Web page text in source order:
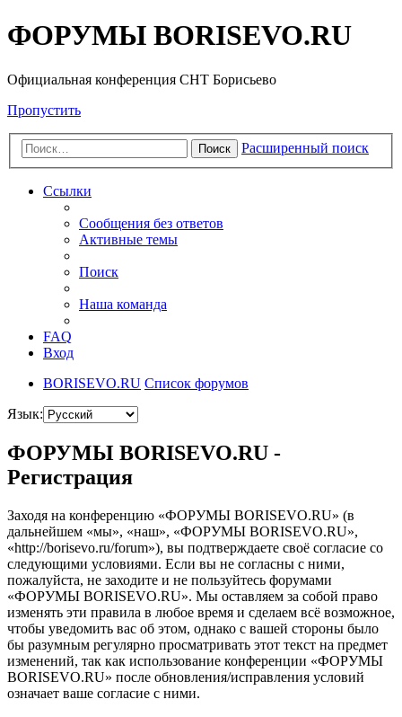
ФОРУМЫ BORISEVO.RU
Официальная конференция СНТ Борисьево
Пропустить
Поиск Расширенный поиск
Ссылки
Сообщения без ответов
Активные темы
Поиск
Наша команда
FAQ
Вход
BORISEVO.RU Список форумов
Язык:
ФОРУМЫ BORISEVO.RU -
Регистрация
Заходя на конференцию «ФОРУМЫ BORISEVO.RU» (в
дальнейшем «мы», «наш», «ФОРУМЫ BORISEVO.RU»,
«http://borisevo.ru/forum»), вы подтверждаете своё согласие со
следующими условиями. Если вы не согласны с ними,
пожалуйста, не заходите и не пользуйтесь форумами
«ФОРУМЫ BORISEVO.RU». Мы оставляем за собой право
изменять эти правила в любое время и сделаем всё возможное,
чтобы уведомить вас об этом, однако с вашей стороны было
бы разумным регулярно просматривать этот текст на предмет
изменений, так как использование конференции «ФОРУМЫ
BORISEVO.RU» после обновления/исправления условий
означает ваше согласие с ними.